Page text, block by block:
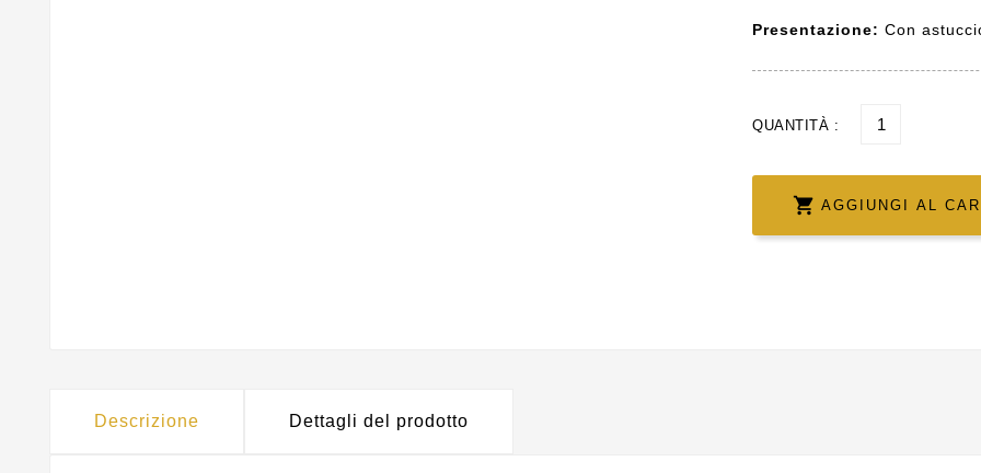
Presentazione: Con
QUANTITÀ :
 AGGIUNGI AL
Descrizione Dettagli del prodotto